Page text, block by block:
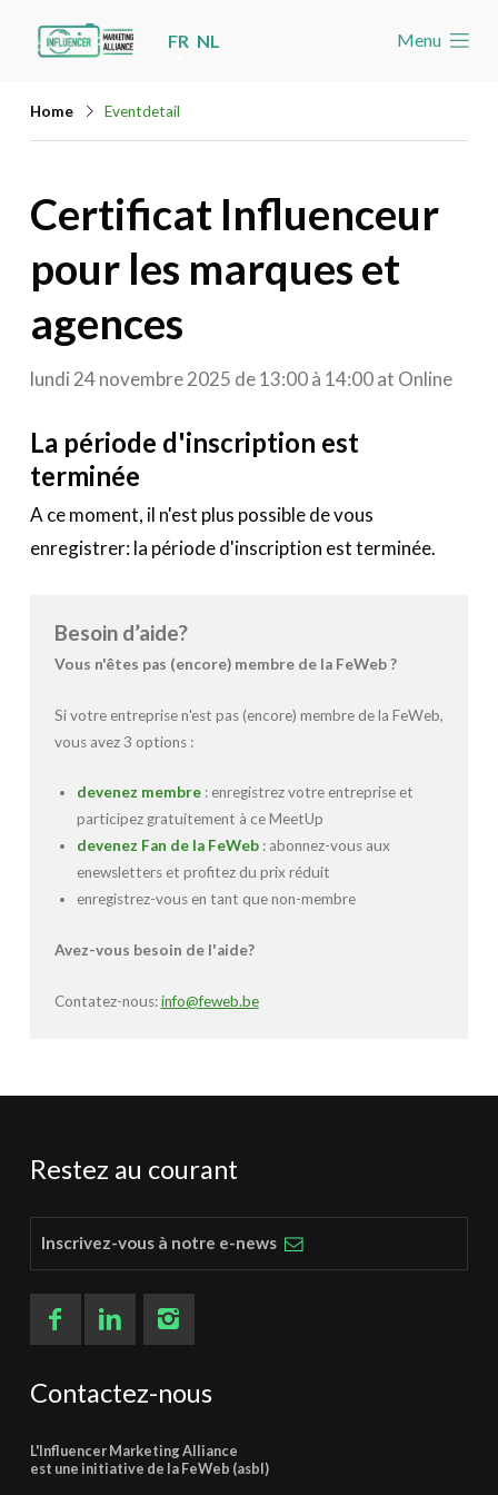
Jump
Jump
to
main
FR NL Menu
Home Eventdetail
Certificat Influenceur
pour les marques et
agences
lundi 24 novembre 2025 de 13:00 à 14:00at Online
La période d'inscription est
terminée
A ce moment, il n'est plus possible de vous
enregistrer: la période d'inscription est terminée.
Besoin d’aide?
Vous n'êtes pas (encore) membre de la FeWeb ?
Si votre entreprise n'est pas (encore) membre de la FeWeb,
vous avez 3 options :
devenez membre : enregistrez votre entreprise et
participez gratuitement à ce MeetUp
devenez Fan de la FeWeb : abonnez-vous aux
enewsletters et profitez du prix réduit
enregistrez-vous en tant que non-membre
Avez-vous besoin de l'aide?
Contatez-nous:info@feweb.be
Restez au courant
Inscrivez-vous à notre e-news
Contactez-nous
L'Influencer Marketing Alliance
est une initiative de la FeWeb (asbl)
Cas
Toolbox
AccountRechercher